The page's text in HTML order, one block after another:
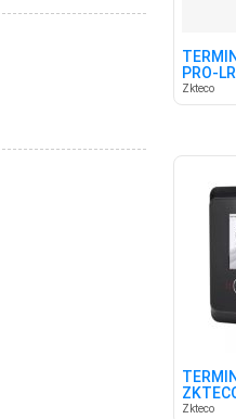
PRO-
RFID
Zkteco
Zkteco